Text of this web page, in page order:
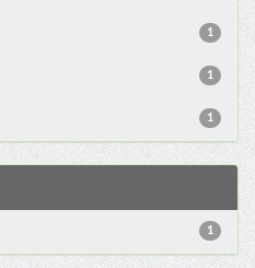
1
1
1
1